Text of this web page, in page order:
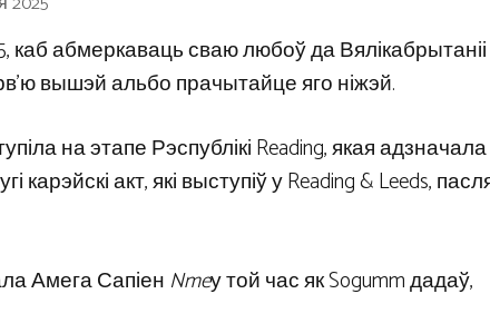
каб абмеркаваць сваю любоў да Вялікабрытаніі
вышэй альбо прачытайце яго ніжэй.
на этапе Рэспублікі Reading, якая адзначала
акт, які выступіў у Reading & Leeds,
Амега Сапіен Nmeу той час як Sogumm дадаў,